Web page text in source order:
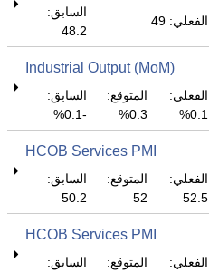
الفعلي: 49
السابق:
48.2
Industrial Output (MoM)
الفعلي:
0.1%
المتوقع:
0.3%
السابق:
-0.1%
HCOB Services PMI
الفعلي:
52.5
المتوقع:
52
السابق:
50.2
HCOB Services PMI
الفعلي:
المتوقع:
السابق: